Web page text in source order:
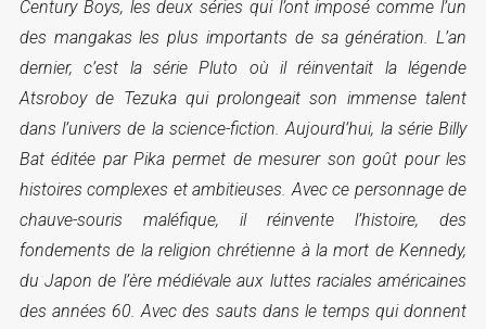
Century Boys, les deux séries qui l’ont imposé comme l’un
des mangakas les plus importants de sa génération. L’an
dernier, c’est la série Pluto où il réinventait la légende
Atsroboy de Tezuka qui prolongeait son immense talent
dans l’univers de la science-fiction. Aujourd’hui, la série Billy
Bat éditée par Pika permet de mesurer son goût pour les
histoires complexes et ambitieuses. Avec ce personnage de
chauve-souris maléfique, il réinvente l’histoire, des
fondements de la religion chrétienne à la mort de Kennedy,
du Japon de l’ère médiévale aux luttes raciales américaines
des années 60. Avec des sauts dans le temps qui donnent